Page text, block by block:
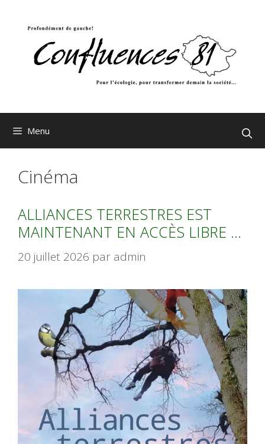
Menu
Cinéma
ALLIANCES TERRESTRES EST
MAINTENANT EN ACCÈS LIBRE …
20 juillet 2026 par admin